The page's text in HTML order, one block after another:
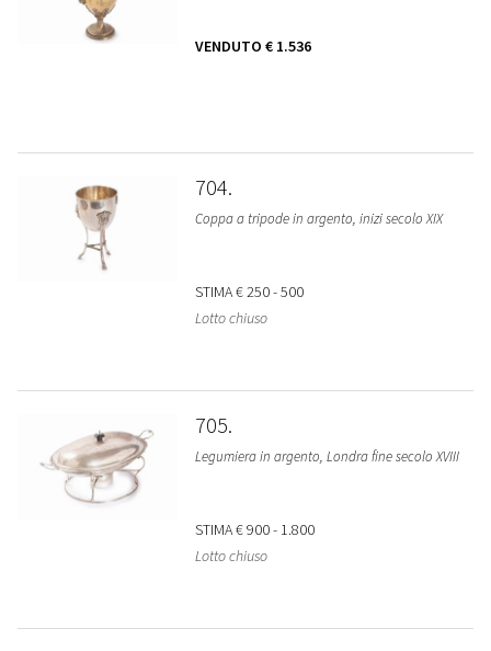
VENDUTO € 1.536
704
Coppa a tripode in argento, inizi secolo XIX
STIMA€ 250 - 500
Lotto chiuso
705
Legumiera in argento, Londra fine secolo XVIII
STIMA€ 900 - 1.800
Lotto chiuso